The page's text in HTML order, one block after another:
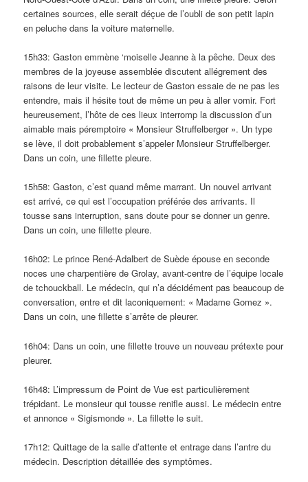
certaines sources, elle serait déçue de l’oubli de son petit lapin
en peluche dans la voiture maternelle.
15h33: Gaston emmène ‘moiselle Jeanne à la pêche. Deux des
membres de la joyeuse assemblée discutent allégrement des
raisons de leur visite. Le lecteur de Gaston essaie de ne pas les
entendre, mais il hésite tout de même un peu à aller vomir. Fort
heureusement, l’hôte de ces lieux interromp la discussion d’un
aimable mais péremptoire « Monsieur Struffelberger ». Un type
se lève, il doit probablement s’appeler Monsieur Struffelberger.
Dans un coin, une fillette pleure.
15h58: Gaston, c’est quand même marrant. Un nouvel arrivant
est arrivé, ce qui est l’occupation préférée des arrivants. Il
tousse sans interruption, sans doute pour se donner un genre.
Dans un coin, une fillette pleure.
16h02: Le prince René-Adalbert de Suède épouse en seconde
noces une charpentière de Grolay, avant-centre de l’équipe locale
de tchouckball. Le médecin, qui n’a décidément pas beaucoup de
conversation, entre et dit laconiquement: « Madame Gomez ».
Dans un coin, une fillette s’arrête de pleurer.
16h04: Dans un coin, une fillette trouve un nouveau prétexte pour
pleurer.
16h48: L’impressum de Point de Vue est particulièrement
trépidant. Le monsieur qui tousse renifle aussi. Le médecin entre
et annonce « Sigismonde ». La fillette le suit.
17h12: Quittage de la salle d’attente et entrage dans l’antre du
médecin. Description détaillée des symptômes.